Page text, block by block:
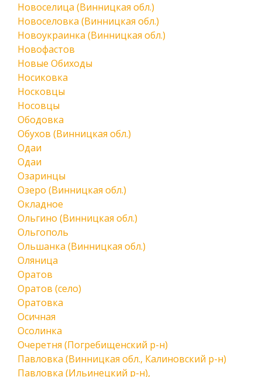
Новоселица (Винницкая обл.)
Новоселовка (Винницкая обл.)
Новоукраинка (Винницкая обл.)
Новофастов
Новые Обиходы
Носиковка
Носковцы
Носовцы
Ободовка
Обухов (Винницкая обл.)
Одаи
Одаи
Озаринцы
Озеро (Винницкая обл.)
Окладное
Ольгино (Винницкая обл.)
Ольгополь
Ольшанка (Винницкая обл.)
Оляница
Оратов
Оратов (село)
Оратовка
Осичная
Осолинка
Очеретня (Погребищенский р-н)
Павловка (Винницкая обл., Калиновский р-н)
Павловка (Ильинецкий р-н),